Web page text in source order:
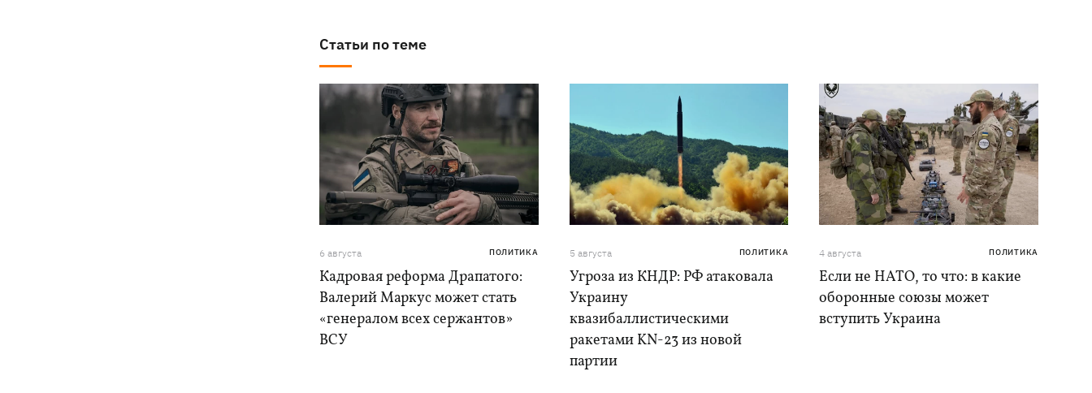
Статьи по теме
6 августа ПОЛИТИКА
Кадровая реформа Драпатого:
Валерий Маркус может стать
«генералом всех сержантов»
ВСУ
5 августа ПОЛИТИКА
Угроза из КНДР: РФ атаковала
Украину
квазибаллистическими
ракетами KN-23 из новой
партии
4 августа ПОЛИТИКА
Если не НАТО, то что: в какие
оборонные союзы может
вступить Украина